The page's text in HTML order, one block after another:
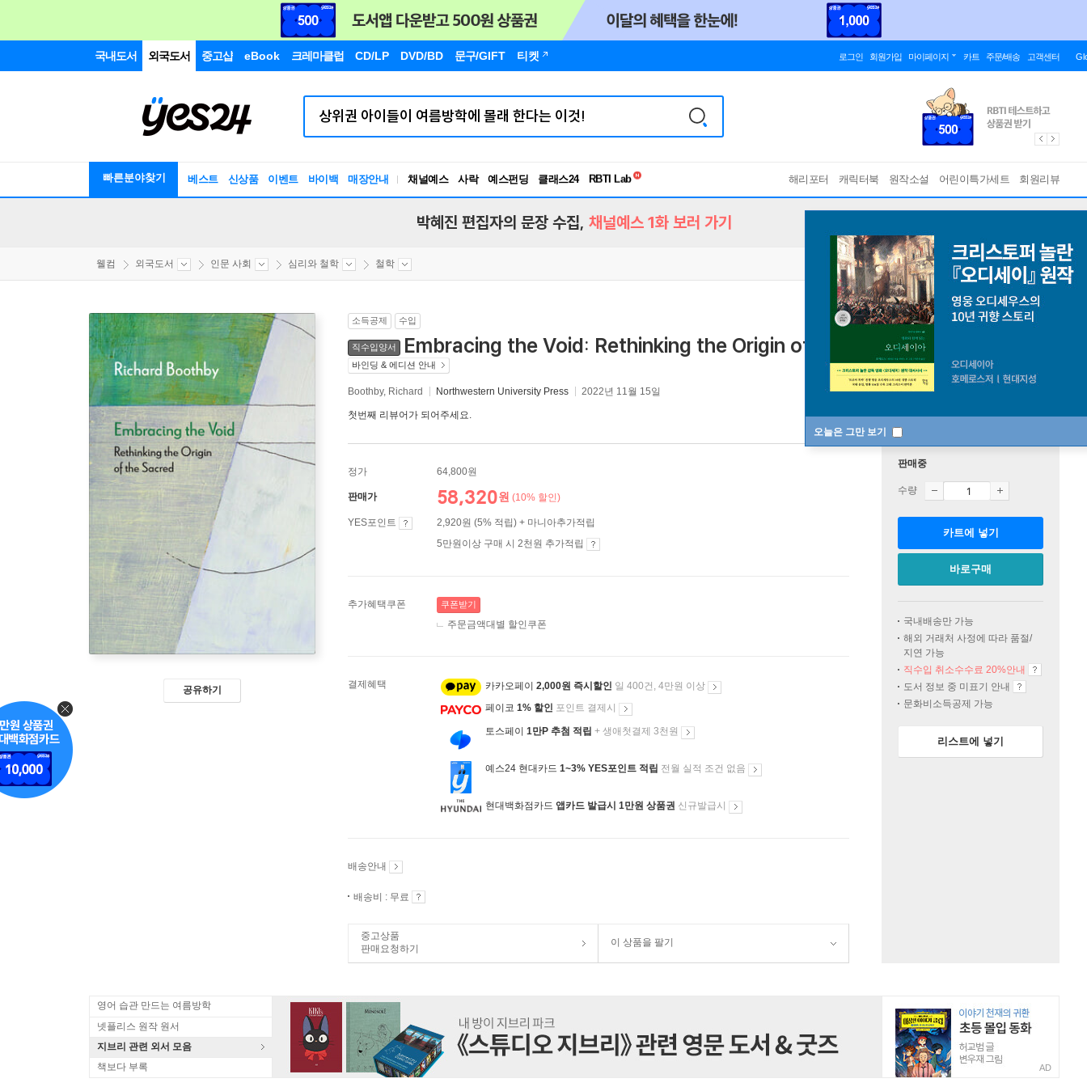
국내도서 외국도서 중고샵 eBook 크레마클럽 CD/LP DVD/BD 문구/GIFT 티켓 로그인 회원가입 마이페이지 카트 주문/배송 고객센터
빠른분야찾기 베스트 신상품 이벤트 바이백 매장안내 채널예스 사락 예스펀딩 클래스24
독서유형검사
해리포터 캐릭터북 원작소설 어린이특가세트 회원리뷰
오늘은 그만 보기
박혜진 편집자의 문장 수집, 채널예스 1화 보러 가기
웰컴 외국도서 인문 사회 심리와 철학 철학
공유하기
소득공제 수입
직수입양서 Embracing the Void: Rethinking the Origin of the Sacred [ Paperback ]
바인딩 & 에디션 안내
Boothby, Richard Northwestern University Press 2022년 11월 15일
첫번째 리뷰어가 되어주세요.
정가 64,800원
판매가 58,320원 (10% 할인)
YES포인트
2,920원 (5% 적립) + 마니아추가적립
5만원이상 구매 시 2천원 추가적립
추가혜택쿠폰 쿠폰받기
주문금액대별 할인쿠폰
결제혜택 카카오페이 2,000원 즉시할인 일 400건, 4만원 이상
페이코 1% 할인 포인트 결제시
토스페이 1만P 추첨 적립 + 생애첫결제 3천원
예스24 현대카드 1~3% YES포인트 적립 전월 실적 조건 없음
현대백화점카드 앱카드 발급시 1만원 상품권 신규발급시
배송안내
배송비 : 무료
중고상품
판매요청하기
이 상품을 팔기
판매중
수량
카트에 넣기
바로구매
국내배송만 가능
해외 거래처 사정에 따라 품절/
지연 가능
직수입 취소수수료 20%안내
도서 정보 중 미표기 안내
문화비소득공제 가능
리스트에 넣기
영어 습관 만드는 여름방학
넷플리스 원작 원서
지브리 관련 외서 모음
책보다 부록
AD